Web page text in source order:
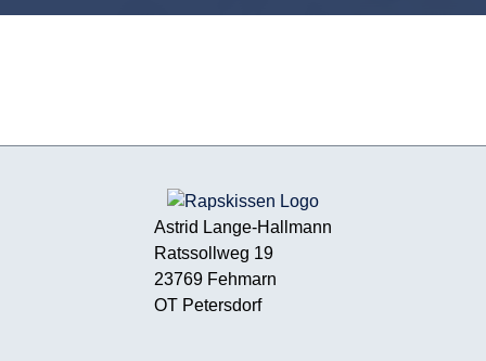
Astrid Lange-Hallmann
Ratssollweg 19
23769 Fehmarn
OT Petersdorf